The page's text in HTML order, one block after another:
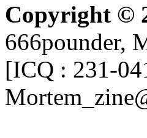
Copyright ©
666pounder,
[ICQ : 231-